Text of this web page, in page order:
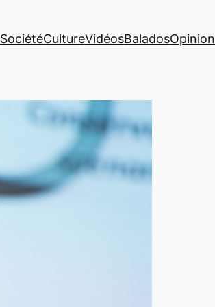
SociétéCultureVidéosBaladosOpinion